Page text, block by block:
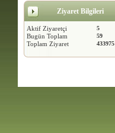
Ziyaret Bilgileri
Aktif Ziyaretçi 5
Bugün Toplam 59
Toplam Ziyaret 433975